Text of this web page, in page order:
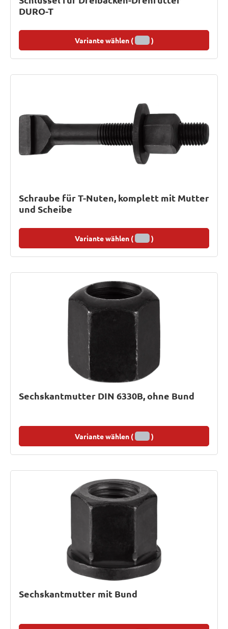
DURO-T
Variante wählen ( )
Schraube für T-Nuten, komplett mit Mutter
und Scheibe
Variante wählen ( )
Sechskantmutter DIN 6330B, ohne Bund
Variante wählen ( )
Sechskantmutter mit Bund